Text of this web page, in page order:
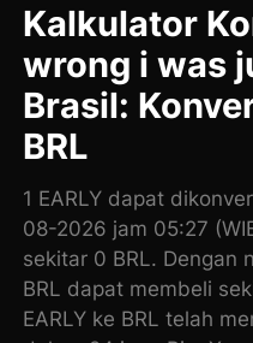
Kalkulator
wrong i was
Brasil:
BRL
1 EARLY dapat
08-2026 jam 05:27
sekitar 0 BRL. Dengan
BRL dapat membeli
EARLY ke BRL telah